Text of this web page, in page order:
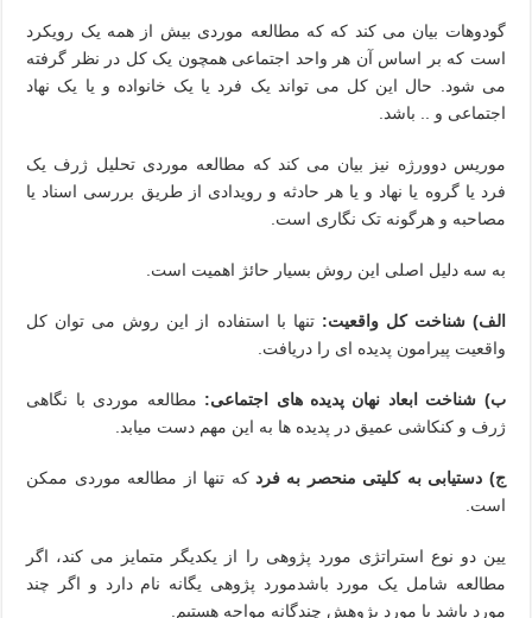
گودوهات بیان می کند که که مطالعه موردی بیش از همه یک رویکرد
است که بر اساس آن هر واحد اجتماعی همچون یک کل در نظر گرفته
می شود. حال این کل می تواند یک فرد یا یک خانواده و یا یک نهاد
اجتماعی و .. باشد.
موریس دوورژه نیز بیان می کند که مطالعه موردی تحلیل ژرف یک
فرد یا گروه یا نهاد و یا هر حادثه و رویدادی از طریق بررسی اسناد یا
مصاحبه و هرگونه تک نگاری است.
به سه دلیل اصلی این روش بسیار حائژ اهمیت است.
الف) شناخت کل واقعیت: تنها با استفاده از این روش می توان کل
واقعیت پیرامون پدیده ای را دریافت.
ب) شناخت ابعاد نهان پدیده های اجتماعی: مطالعه موردی با نگاهی
ژرف و کنکاشی عمیق در پدیده ها به این مهم دست میابد.
ج) دستیابی به کلیتی منحصر به فردکه تنها از مطالعه موردی ممکن
است.
یین دو نوع استراتژی مورد پژوهی را از یکدیگر متمایز می کند، اگر
مطالعه شامل یک مورد باشدمورد پژوهی یگانه نام دارد و اگر چند
مورد باشد با مورد پژوهش چندگانه مواجه هستیم.